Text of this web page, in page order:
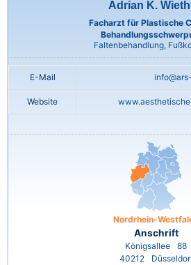
Adrian K.
Facharzt für Plastische
Faltenbehandlung,
E-Mail
Website
Nordrhein-
Anschrift
Königsallee
88
40212